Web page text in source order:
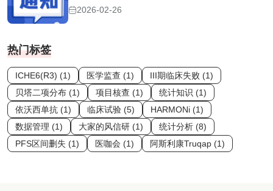
2026-02-26
热门标签
ICHE6(R3) (1) 医学监查 (1)
III期临床失败 (1)
贝塔二项分布 (1)
项目核查 (1)
统计知识 (1)
依沃西单抗 (1)
临床试验 (5)
HARMONi (1)
数据管理 (1)
大家的风信研 (1)
统计分析 (8)
PFS区间删失 (1)
医咖会 (1) 阿斯利康Truqap (1)